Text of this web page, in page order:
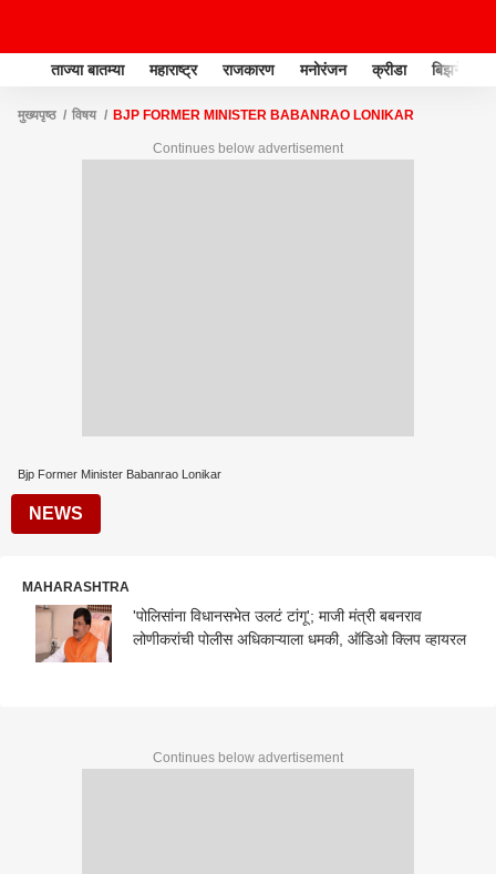
ताज्या बातम्या महाराष्ट्र राजकारण मनोरंजन क्रीडा बिझनेस
मुख्यपृष्ठ विषय BJP FORMER MINISTER BABANRAO LONIKAR
Continues below advertisement
Bjp Former Minister Babanrao Lonikar
NEWS
MAHARASHTRA
'पोलिसांना विधानसभेत उलटं टांगू'; माजी मंत्री बबनराव
लोणीकरांची पोलीस अधिकाऱ्याला धमकी, ऑडिओ क्लिप व्हायरल
Continues below advertisement